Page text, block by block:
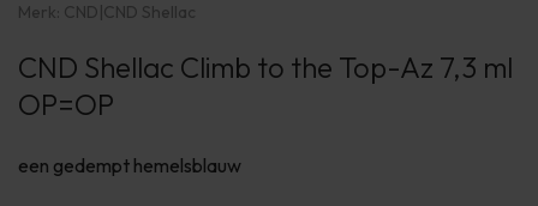
Merk: CND|CND Shellac
CND Shellac Climb to the Top-Az 7,3 ml
OP=OP
een gedempt hemelsblauw